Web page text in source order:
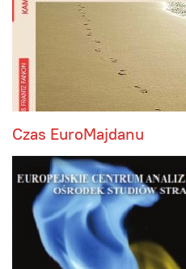
Czas EuroMajdanu